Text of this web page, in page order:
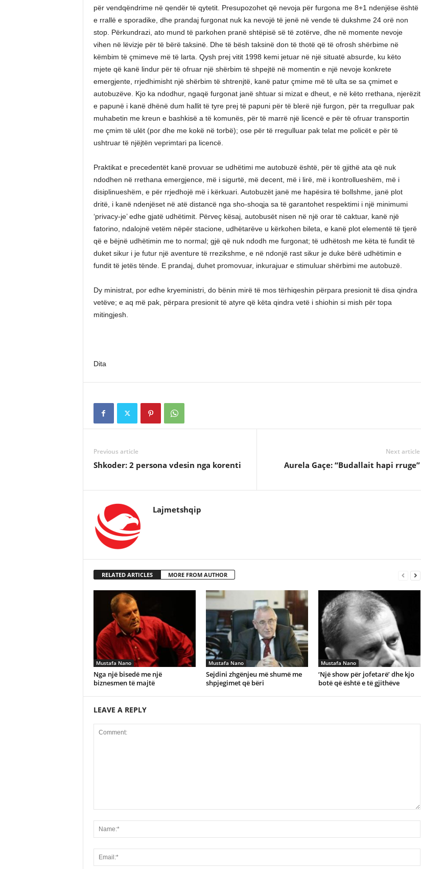
për vendqëndrime në qendër të qytetit. Presupozohet që nevoja për furgona me 8+1 ndenjëse është
e rrallë e sporadike, dhe prandaj furgonat nuk ka nevojë të jenë në vende të dukshme 24 orë non
stop. Përkundrazi, ato mund të parkohen pranë shtëpisë së të zotërve, dhe në momente nevoje
vihen në lëvizje për të bërë taksinë. Dhe të bësh taksinë don të thotë që të ofrosh shërbime në
këmbim të çmimeve më të larta. Qysh prej vitit 1998 kemi jetuar në një situatë absurde, ku këto
mjete që kanë lindur për të ofruar një shërbim të shpejtë në momentin e një nevoje konkrete
emergjente, rrjedhimisht një shërbim të shtrenjtë, kanë patur çmime më të ulta se sa çmimet e
autobuzëve. Kjo ka ndodhur, ngaqë furgonat janë shtuar si mizat e dheut, e në këto rrethana, njerëzit
e papunë i kanë dhënë dum hallit të tyre prej të papuni për të blerë një furgon, për ta rregulluar pak
muhabetin me kreun e bashkisë a të komunës, për të marrë një licencë e për të ofruar transportin
me çmim të ulët (por dhe me kokë në torbë); ose për të rregulluar pak telat me policët e për të
ushtruar të njëjtën veprimtari pa licencë.
Praktikat e precedentët kanë provuar se udhëtimi me autobuzë është, për të gjithë ata që nuk
ndodhen në rrethana emergjence, më i sigurtë, më decent, më i lirë, më i kontrollueshëm, më i
disiplinueshëm, e për rrjedhojë më i kërkuari. Autobuzët janë me hapësira të bollshme, janë plot
dritë, i kanë ndenjëset në atë distancë nga sho-shoqja sa të garantohet respektimi i një minimumi
‘privacy-je’ edhe gjatë udhëtimit. Përveç kësaj, autobusët nisen në një orar të caktuar, kanë një
fatorino, ndalojnë vetëm nëpër stacione, udhëtarëve u kërkohen bileta, e kanë plot elementë të tjerë
që e bëjnë udhëtimin me to normal; gjë që nuk ndodh me furgonat; të udhëtosh me këta të fundit të
duket sikur i je futur një aventure të rrezikshme, e në ndonjë rast sikur je duke bërë udhëtimin e
fundit të jetës tënde. E prandaj, duhet promovuar, inkurajuar e stimuluar shërbimi me autobuzë.
Dy ministrat, por edhe kryeministri, do bënin mirë të mos tërhiqeshin përpara presionit të disa qindra
vetëve; e aq më pak, përpara presionit të atyre që këta qindra vetë i shiohin si mish për topa
mitingjesh.
Dita
Previous article
Shkoder: 2 persona vdesin nga korenti
Next article
Aurela Gaçe: “Budallait hapi rruge”
Lajmetshqip
RELATED ARTICLES MORE FROM AUTHOR
Mustafa Nano
Nga një bisedë me një
biznesmen të majtë
Mustafa Nano
Sejdini zhgënjeu më shumë me
shpjegimet që bëri
Mustafa Nano
‘Një show për jofetarë’ dhe kjo
botë që është e të gjithëve
LEAVE A REPLY